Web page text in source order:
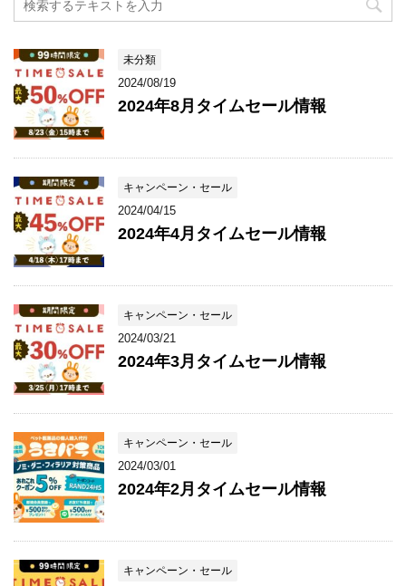
未分類
2024/08/19
2024年8月タイムセール情報
キャンペーン・セール
2024/04/15
2024年4月タイムセール情報
キャンペーン・セール
2024/03/21
2024年3月タイムセール情報
キャンペーン・セール
2024/03/01
2024年2月タイムセール情報
キャンペーン・セール